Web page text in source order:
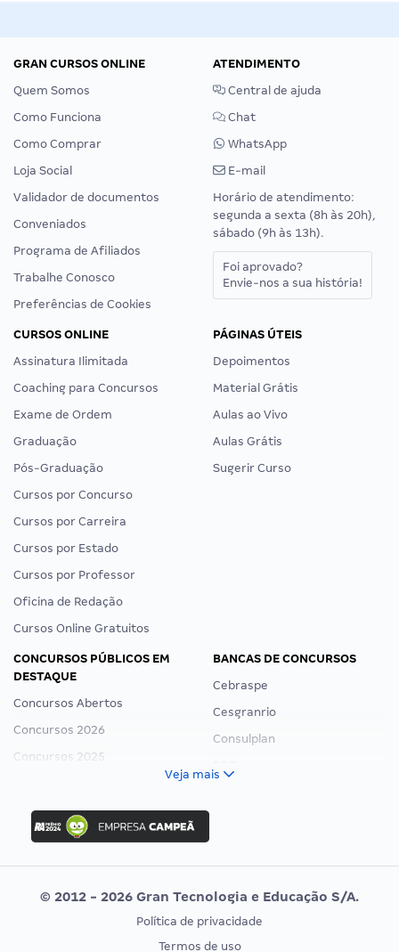
GRAN CURSOS ONLINE
Quem Somos
Como Funciona
Como Comprar
Loja Social
Validador de documentos
Conveniados
Programa de Afiliados
Trabalhe Conosco
Preferências de Cookies
ATENDIMENTO
Central de ajuda
Chat
WhatsApp
E-mail
Horário de atendimento:
segunda a sexta (8h às 20h),
sábado (9h às 13h).
Foi aprovado?
Envie-nos a sua história!
CURSOS ONLINE
Assinatura Ilimitada
Coaching para Concursos
Exame de Ordem
Graduação
Pós-Graduação
Cursos por Concurso
Cursos por Carreira
Cursos por Estado
Cursos por Professor
Oficina de Redação
Cursos Online Gratuitos
PÁGINAS ÚTEIS
Depoimentos
Material Grátis
Aulas ao Vivo
Aulas Grátis
Sugerir Curso
CONCURSOS PÚBLICOS EM
DESTAQUE
Concursos Abertos
Concursos 2026
Concursos 2025
Concurso Ibama
Concurso MPU
Editais publicados
BANCAS DE CONCURSOS
Cebraspe
Cesgranrio
Consulplan
Vunesp
CONCURSOS POR PROFISSÃO
EXAME DE ORDEM
Veja mais
© 2012 - 2026 Gran Tecnologia e Educação S/A.
Política de privacidade
Termos de uso